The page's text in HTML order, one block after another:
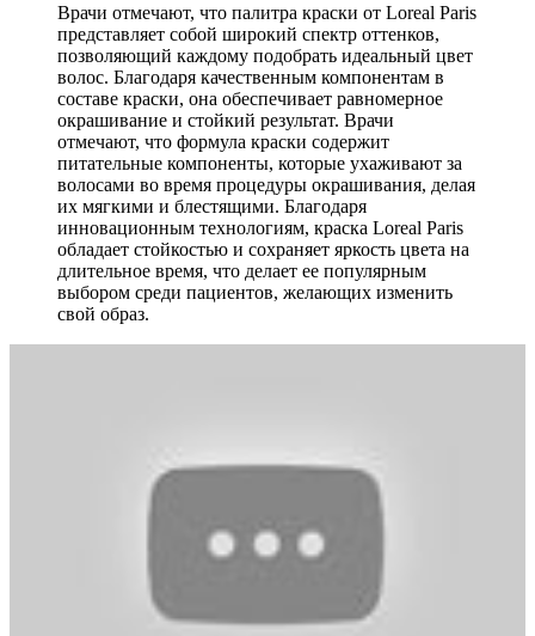
Врачи отмечают, что палитра краски от Loreal Paris
представляет собой широкий спектр оттенков,
позволяющий каждому подобрать идеальный цвет
волос. Благодаря качественным компонентам в
составе краски, она обеспечивает равномерное
окрашивание и стойкий результат. Врачи
отмечают, что формула краски содержит
питательные компоненты, которые ухаживают за
волосами во время процедуры окрашивания, делая
их мягкими и блестящими. Благодаря
инновационным технологиям, краска Loreal Paris
обладает стойкостью и сохраняет яркость цвета на
длительное время, что делает ее популярным
выбором среди пациентов, желающих изменить
свой образ.